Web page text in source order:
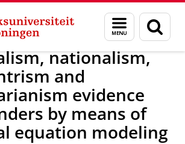
Menu
en
zoeken
Nieuws Nieuwsberichten
nationalism,
and
evidence
by means of
equation modeling